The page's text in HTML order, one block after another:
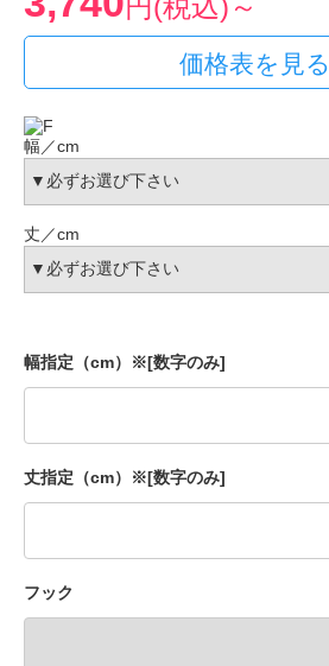
円(税込)～
価格表を見る
幅／cm
丈／cm
幅指定（cm）※[数字のみ]
丈指定（cm）※[数字のみ]
フック